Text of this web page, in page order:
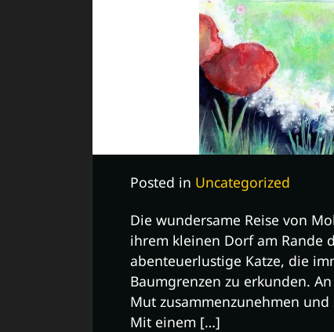
Posted in Uncategorized
Die wundersame Reise von
ihrem kleinen Dorf am Rande
abenteuerlustige Katze, die
Baumgrenzen zu erkunden.
Mut zusammenzunehmen
Mit einem […]